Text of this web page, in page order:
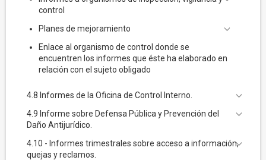
control
Planes de mejoramiento
Enlace al organismo de control donde se
encuentren los informes que éste ha elaborado en
relación con el sujeto obligado
4.8 Informes de la Oficina de Control Interno.
4.9 Informe sobre Defensa Pública y Prevención del
Daño Antijurídico.
4.10 - Informes trimestrales sobre acceso a información,
quejas y reclamos.